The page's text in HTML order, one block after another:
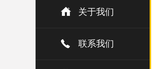
关于我们
联系我们